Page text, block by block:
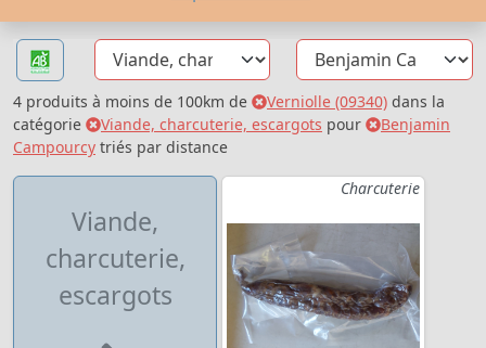
4 produits à moins de 100km de Verniolle (09340) dans la
catégorie
Viande, charcuterie, escargots pour
Benjamin
Campourcy triés par distance
Viande,
charcuterie,
escargots
Charcuterie